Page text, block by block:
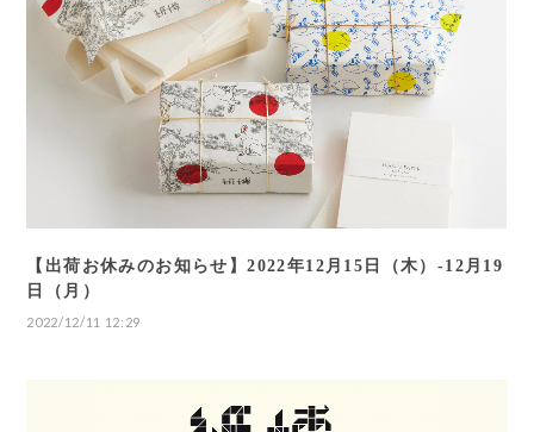
【出荷お休みのお知らせ】2022年12月15日（木）-12月19
日（月）
2022/12/11 12:29